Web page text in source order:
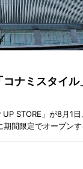
コナミスタイ
UP STORE」が8月1
間限定でオープンす